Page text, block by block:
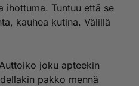
ihottuma. Tuntuu että se
kauhea kutina. Välillä
joku apteekin
pakko mennä